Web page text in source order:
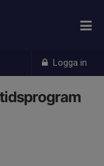
Logga in